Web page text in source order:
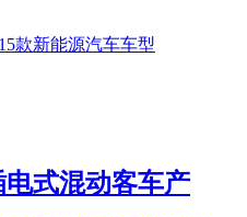
款新能源汽车车型
式混动客车产